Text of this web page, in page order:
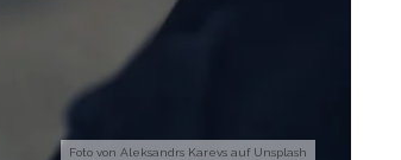
Foto von Aleksandrs Karevs auf Unsplash